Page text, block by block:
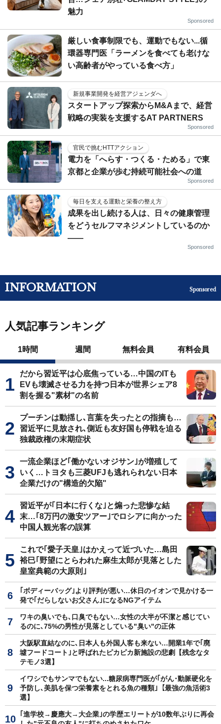
魅力
Sponsored
厳しい食事制限でも、運動でもない...循
環器専門医「ラーメンを食べても老けな
い高齢者がやっている食べ方」
新規事業開発を経営アジェンダへ
スタートアップ探索からM&Aまで、経営
戦略の実装を支援するAT PARTNERS
Sponsored
官民で挑むHTTアクション
電力を「へらす・つくる・ためる」で東
京都と企業が歩む持続可能社会への道
Sponsored
毎日を支える運動と栄養の整え方
成果を出し続ける人は、日々の健康管理
をどうセルフマネジメントしているのか
——
Sponsored
INFORMATION Sponsored
人気記事ランキング
1時間 週間 無料会員 有料会員
だから習近平は心底焦っている…中国のITも
EVも壊滅させる力を持つ日本が世界シェア8
割を握る"素材"の名前
プーチンは動揺し､言葉を失ったとの指摘も…
習近平に見放され､側近も友好国も停戦を迫る
独裁政権の末期症状
一流企業ほど｢働かないオジサン｣が増殖して
いく…トヨタも三菱UFJも逃れられない日本
企業だけの"構造的欠陥"
習近平が｢日本に行くな｣と煽った悲惨な結
末…｢8万円の激安ツアー｣でロシアに向かった
中国人観光客の誤算
これで｢愛子天皇｣はかえって近づいた…島田
裕巳｢野望にとらわれた麻生太郎が見落とした
皇室典範の大原則｣
｢ボディーバッグ｣より評判が悪い…休日のイオンで見かける一
発で｢だらしないお父さん｣になるNGアイテム
ワキの臭いでも､口臭でもない…女性の大半が不潔と感じてい
るのに､75%の男性が見落としている"臭い"の正体
大阪駅直結なのに､日本人も外国人客も来ない…開業1年で｢廃
墟フードコート｣と呼ばれたピカピカ新施設の悲劇【残念なタ
テモノ3選】
イワシでもサンマでもない...糖尿病専門医が｢がん･動脈硬化を
予防し､美肌を保つ栄養素をとれる魚の種類｣【最強の魚活術3
選】
｢進学校→慶應大→大企業｣の学歴エリートが10数年ぶりに再会